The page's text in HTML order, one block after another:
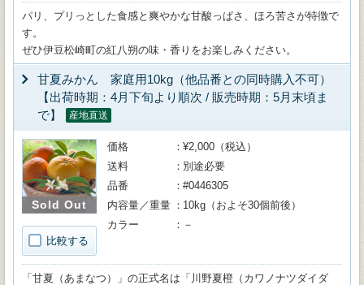
パリ、プリっとした食感と爽やかな甘酸っぱさ、ほろ苦さが特徴で
す。
ぜひ伊豆松崎町の紅八朔の味・香りをお楽しみください。
甘夏みかん 家庭用10kg（他品番との同時購入不可）
【出荷時期：4月下旬より順次 / 販売時期：5月末頃ま
で】
産地直送
Sold Out
比較する
価格
¥2,000（税込）
送料
別途必要
品番
#0446305
内容量／重量
10kg（およそ30個前後）
カラー
－
「甘夏（あまなつ）」の正式名は「川野夏橙（カワノナツダイダ